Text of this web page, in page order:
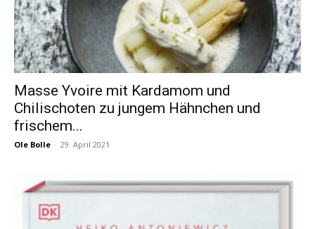
Masse Yvoire mit Kardamom und
Chilischoten zu jungem Hähnchen und
frischem...
Ole Bolle - 29. April 2021